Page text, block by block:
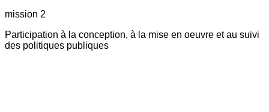
mission 2
Participation à la conception, à la mise en oeuvre et au suivi
des politiques publiques